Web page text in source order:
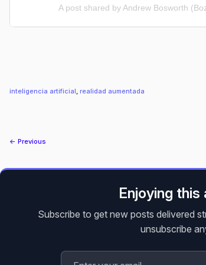
A post shared by Andrew Bosworth
inteligencia artificial realidad aumentada
← Previous
Enjoying this
Subscribe to get new posts delivered
unsubscribe